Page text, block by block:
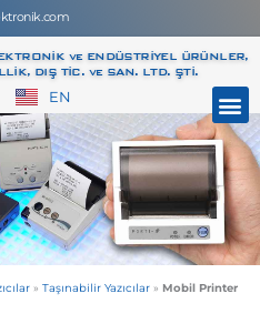
ve ENDÜSTRİYEL ÜRÜNLER,
DIŞ TİC. ve SAN. LTD. ŞTİ.
EN
» Taşınabilir Yazıcılar » Mobil Printer